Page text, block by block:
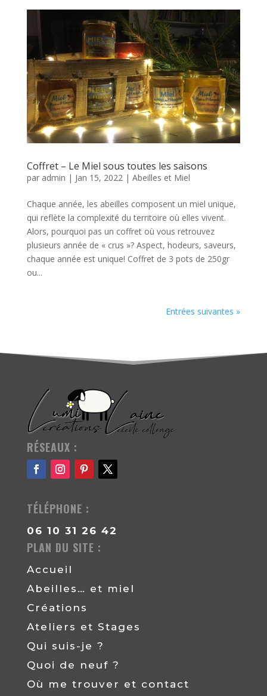
Coffret – Le Miel sous toutes les saisons
par admin | Jan 15, 2022| Abeilles et Miel
Chaque année, les abeilles composent un miel unique,
qui reflète la complexité du territoire où elles vivent.
Alors, pourquoi pas un coffret où vous retrouvez
plusieurs année de « crus »? Aspect, hodeurs, saveurs,
chaque année est unique! Coffret de 3 pots de 250gr
ou...
Entrées suivantes »
RÉSEAUX :
TÉLÉPHONE :
06 10 31 26 42
PLAN DU SITE :
Accueil
Abeilles… et miel
Créations
Ateliers et Stages
Qui suis-je ?
Quoi de neuf ?
Où me trouver et contact